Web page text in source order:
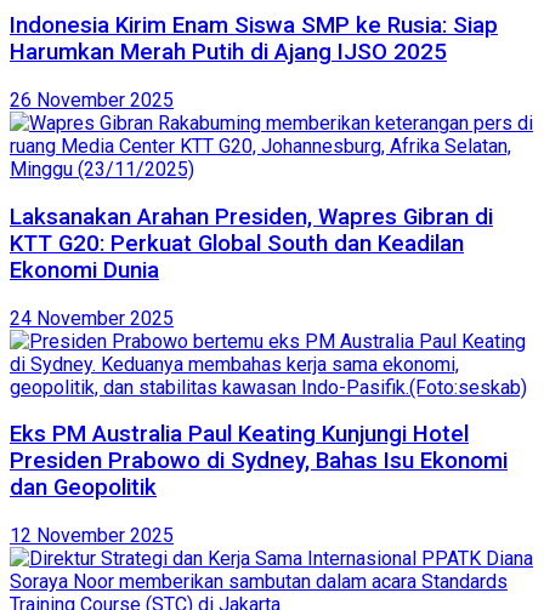
Indonesia Kirim Enam Siswa SMP ke Rusia: Siap
Harumkan Merah Putih di Ajang IJSO 2025
26 November 2025
Laksanakan Arahan Presiden, Wapres Gibran di
KTT G20: Perkuat Global South dan Keadilan
Ekonomi Dunia
24 November 2025
Eks PM Australia Paul Keating Kunjungi Hotel
Presiden Prabowo di Sydney, Bahas Isu Ekonomi
dan Geopolitik
12 November 2025